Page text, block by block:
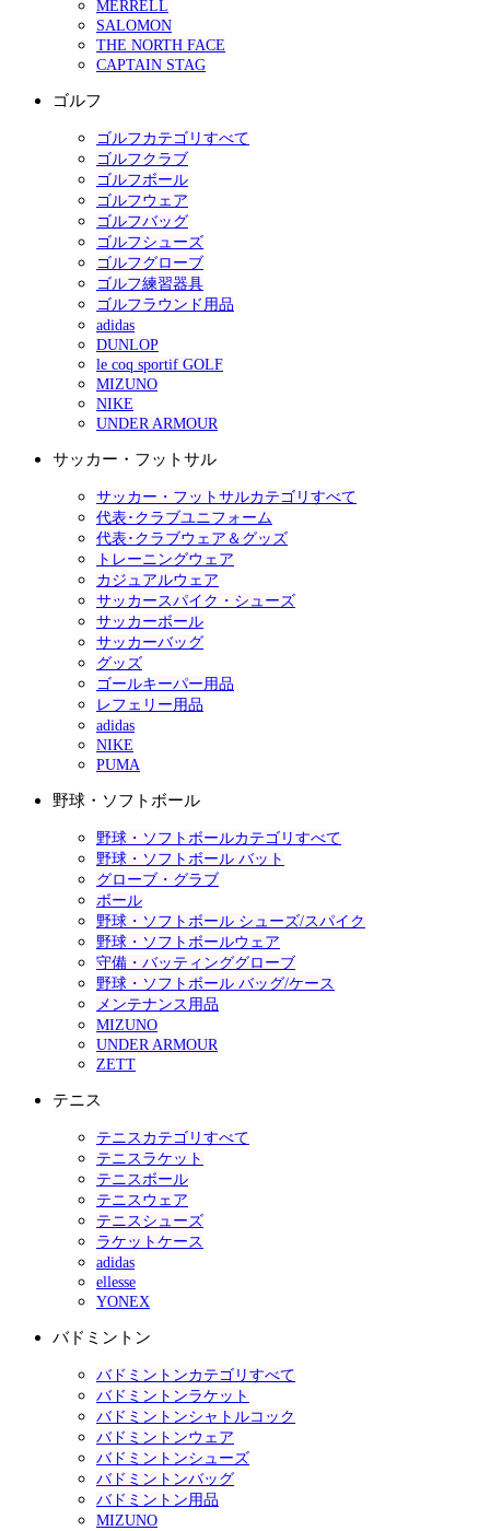
MERRELL
SALOMON
THE NORTH FACE
CAPTAIN STAG
ゴルフ
ゴルフカテゴリすべて
ゴルフクラブ
ゴルフボール
ゴルフウェア
ゴルフバッグ
ゴルフシューズ
ゴルフグローブ
ゴルフ練習器具
ゴルフラウンド用品
adidas
DUNLOP
le coq sportif GOLF
MIZUNO
NIKE
UNDER ARMOUR
サッカー・フットサル
サッカー・フットサルカテゴリすべて
代表･クラブユニフォーム
代表･クラブウェア＆グッズ
トレーニングウェア
カジュアルウェア
サッカースパイク・シューズ
サッカーボール
サッカーバッグ
グッズ
ゴールキーパー用品
レフェリー用品
adidas
NIKE
PUMA
野球・ソフトボール
野球・ソフトボールカテゴリすべて
野球・ソフトボール バット
グローブ・グラブ
ボール
野球・ソフトボール シューズ/スパイク
野球・ソフトボールウェア
守備・バッティンググローブ
野球・ソフトボール バッグ/ケース
メンテナンス用品
MIZUNO
UNDER ARMOUR
ZETT
テニス
テニスカテゴリすべて
テニスラケット
テニスボール
テニスウェア
テニスシューズ
ラケットケース
adidas
ellesse
YONEX
バドミントン
バドミントンカテゴリすべて
バドミントンラケット
バドミントンシャトルコック
バドミントンウェア
バドミントンシューズ
バドミントンバッグ
バドミントン用品
MIZUNO